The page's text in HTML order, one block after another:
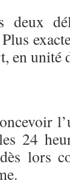
deux
en unité
24
lors